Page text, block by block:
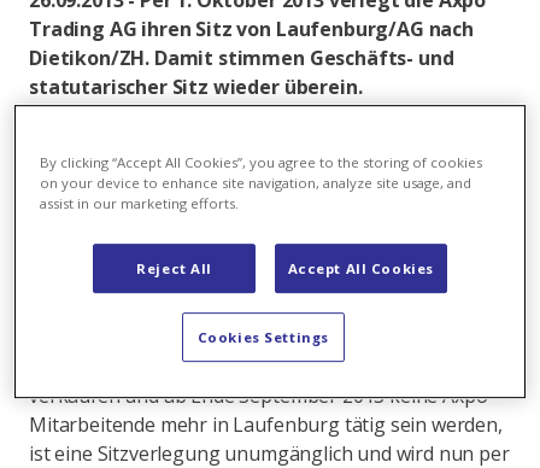
Trading AG ihren Sitz von Laufenburg/AG nach
Dietikon/ZH. Damit stimmen Geschäfts- und
statutarischer Sitz wieder überein.
Elektrizitätsgesellschaft Laufenburg AG (EGL), war
traditionell im Fricktaler Bezirkshauptort angesiedelt.
Handelsgeschäfts der EGL im Jahr 2000 erfolgte die
Geschäftsführung der Firma aus Dietikon.
Überlegungen, den Sitz entsprechend zu verlegen,
gab es seit längerem. Da die heutige Axpo Trading AG
beabsichtigt, ihre Liegenschaft in Laufenburg zu
verkaufen und ab Ende September 2013 keine Axpo
Mitarbeitende mehr in Laufenburg tätig sein werden,
ist eine Sitzverlegung unumgänglich und wird nun per
By clicking “Accept All Cookies”, you agree to the storing of cookies
on your device to enhance site navigation, analyze site usage, and
assist in our marketing efforts.
Reject All Accept All Cookies
Cookies Settings